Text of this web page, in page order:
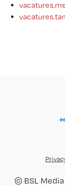
© BSL